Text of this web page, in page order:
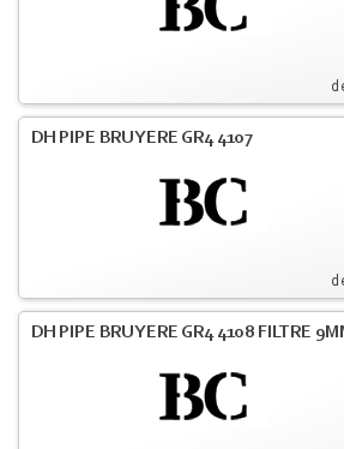
DH PIPE BRUYERE GR4 4107
DH PIPE BRUYERE GR4 4108 FILTRE